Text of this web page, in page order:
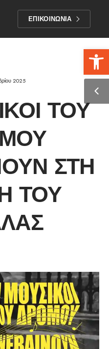
ΕΠΙΚΟΙΝΩΝΙΑ
2025
ΤΟΥ
ΣΤΗ
ΤΟΥ